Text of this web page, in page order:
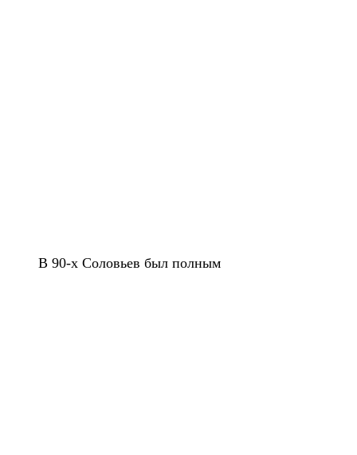
В 90-х Соловьев был полным